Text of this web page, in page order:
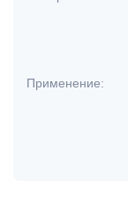
Применение: